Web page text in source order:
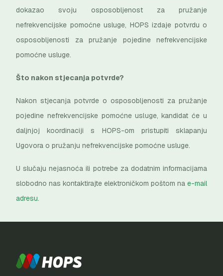
dokazao svoju osposobljenost za pružanje
nefrekvencijske pomoćne usluge, HOPS izdaje potvrdu o
osposobljenosti za pružanje pojedine nefrekvencijske
pomoćne usluge.
Što nakon stjecanja potvrde?
Nakon stjecanja potvrde o osposobljenosti za pružanje
pojedine nefrekvencijske pomoćne usluge, kandidat će u
daljnjoj koordinaciji s HOPS-om pristupiti sklapanju
Ugovora o pružanju nefrekvencijske pomoćne usluge.
U slučaju nejasnoća ili potrebe za dodatnim informacijama
slobodno nas kontaktirajte elektroničkom poštom na e-mail
adresu.